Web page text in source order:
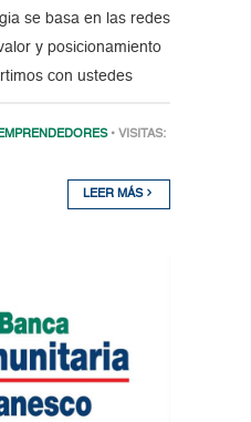
se basa en las redes
y posicionamiento
con ustedes
EMPRENDEDORES • VISITAS:
LEER MÁS